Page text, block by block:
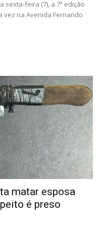
sexta-feira (7), a 7ª edição
vez na Avenida Fernando
matar esposa
é preso